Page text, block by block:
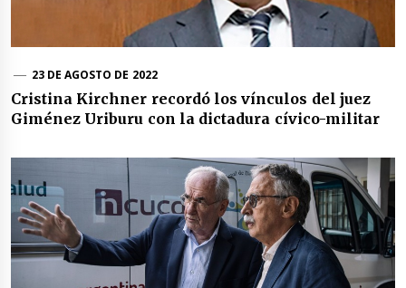
23 DE AGOSTO DE 2022
Cristina Kirchner recordó los vínculos del juez
Giménez Uriburu con la dictadura cívico-militar